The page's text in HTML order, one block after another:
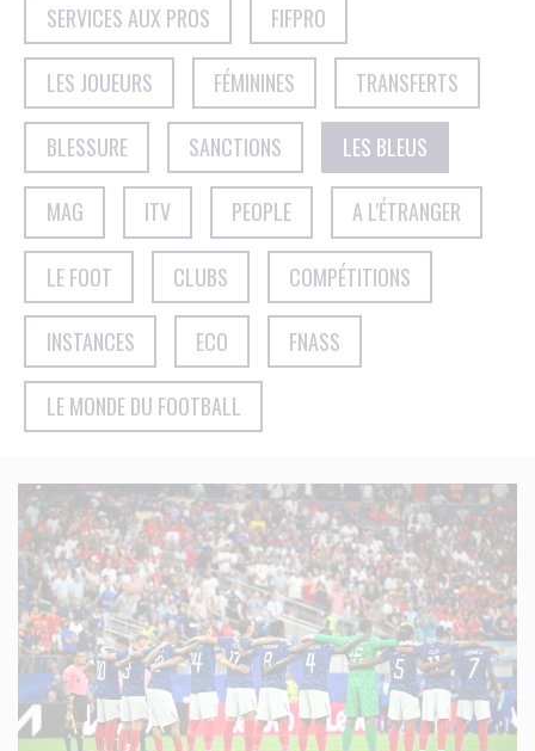
SERVICES AUX PROS FIFPRO
LES JOUEURS FÉMININES TRANSFERTS
BLESSURE SANCTIONS LES BLEUS
MAG ITV PEOPLE A L'ÉTRANGER
LE FOOT CLUBS COMPÉTITIONS
INSTANCES ECO FNASS
LE MONDE DU FOOTBALL